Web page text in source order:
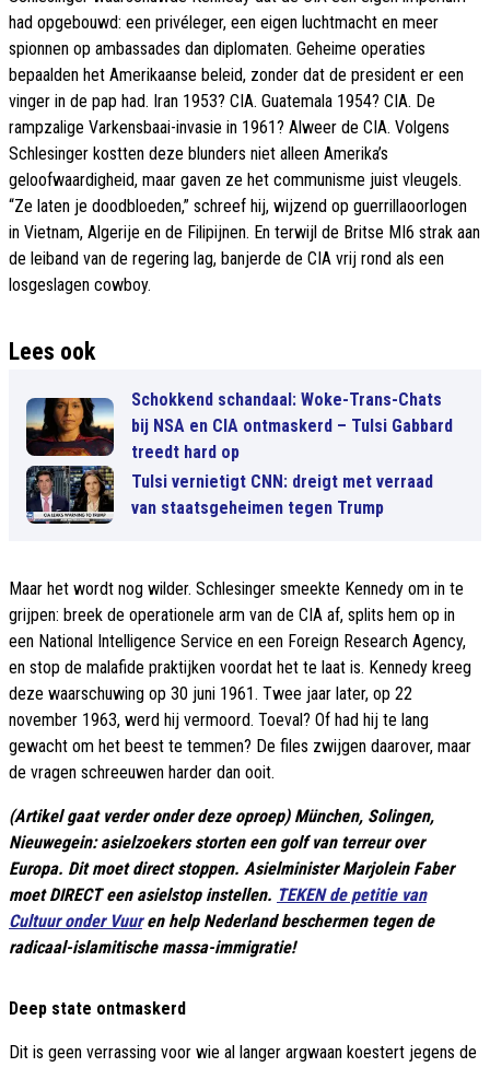
had opgebouwd: een privéleger, een eigen luchtmacht en meer
spionnen op ambassades dan diplomaten. Geheime operaties
bepaalden het Amerikaanse beleid, zonder dat de president er een
vinger in de pap had. Iran 1953? CIA. Guatemala 1954? CIA. De
rampzalige Varkensbaai-invasie in 1961? Alweer de CIA. Volgens
Schlesinger kostten deze blunders niet alleen Amerika’s
geloofwaardigheid, maar gaven ze het communisme juist vleugels.
“Ze laten je doodbloeden,” schreef hij, wijzend op guerrillaoorlogen
in Vietnam, Algerije en de Filipijnen. En terwijl de Britse MI6 strak aan
de leiband van de regering lag, banjerde de CIA vrij rond als een
losgeslagen cowboy.
Lees ook
Schokkend schandaal: Woke-Trans-Chats
bij NSA en CIA ontmaskerd – Tulsi Gabbard
treedt hard op
Tulsi vernietigt CNN: dreigt met verraad
van staatsgeheimen tegen Trump
Maar het wordt nog wilder. Schlesinger smeekte Kennedy om in te
grijpen: breek de operationele arm van de CIA af, splits hem op in
een National Intelligence Service en een Foreign Research Agency,
en stop de malafide praktijken voordat het te laat is. Kennedy kreeg
deze waarschuwing op 30 juni 1961. Twee jaar later, op 22
november 1963, werd hij vermoord. Toeval? Of had hij te lang
gewacht om het beest te temmen? De files zwijgen daarover, maar
de vragen schreeuwen harder dan ooit.
(Artikel gaat verder onder deze oproep) München, Solingen,
Nieuwegein: asielzoekers storten een golf van terreur over
Europa. Dit moet direct stoppen. Asielminister Marjolein Faber
moet DIRECT een asielstop instellen. TEKEN de petitie van
Cultuur onder Vuuren help Nederland beschermen tegen de
radicaal-islamitische massa-immigratie!
Deep state ontmaskerd
Dit is geen verrassing voor wie al langer argwaan koestert jegens de